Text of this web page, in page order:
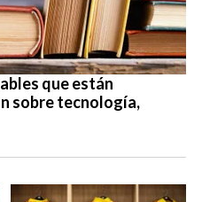
que están
sobre tecnología,